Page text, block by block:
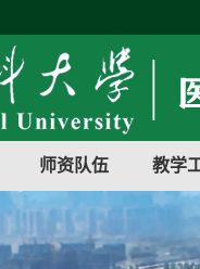
师资队伍 教学